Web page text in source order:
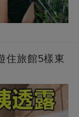
住旅館5樣東